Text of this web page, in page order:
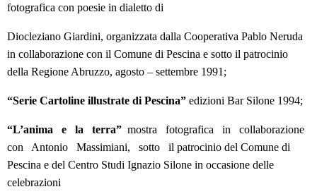
fotografica con poesie in dialetto di
Diocleziano Giardini, organizzata dalla Cooperativa Pablo Neruda
in collaborazione con il Comune di Pescina e sotto il patrocinio
della Regione Abruzzo, agosto – settembre 1991;
“Serie Cartoline illustrate di Pescina” edizioni Bar Silone 1994;
“L’anima e la terra” mostra fotografica in collaborazione
con Antonio Massimiani, sotto il patrocinio del Comune di
Pescina e del Centro Studi Ignazio Silone in occasione delle
celebrazioni